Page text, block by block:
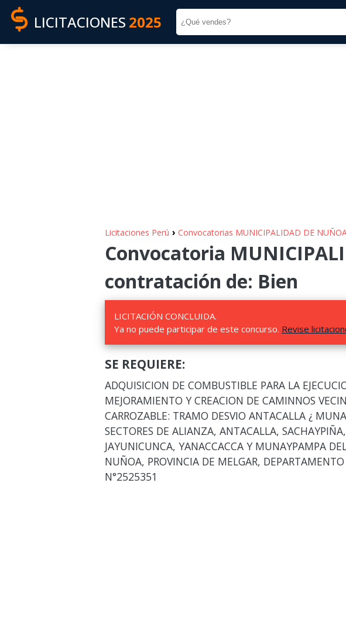
LICITACIONES 2025
Licitaciones Perú › Convocatorias MUNICIPALIDAD DE
Convocatoria
contratación de: Bien
LICITACIÓN CONCLUIDA.
Ya no puede participar de este concurso. Revise
SE REQUIERE:
ADQUISICION DE COMBUSTIBLE PARA LA
MEJORAMIENTO Y CREACION DE CAMINNOS
CARROZABLE: TRAMO DESVIO ANTACALLA ¿
SECTORES DE ALIANZA, ANTACALLA,
JAYUNICUNCA, YANACCACCA Y MUNAYPAMPA
NUÑOA, PROVINCIA DE MELGAR,
N°2525351